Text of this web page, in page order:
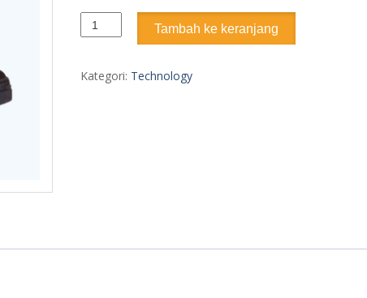
Kuantitas
Men
Shoes
Tambah ke keranjang
Kategori: Technology